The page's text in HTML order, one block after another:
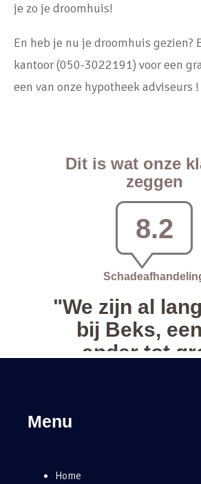
je zo je droomhuis!
En heb je nu je droomhuis gezien?
kantoor (050-3022191) voor een
een van onze hypotheek adviseurs !
Menu
Home